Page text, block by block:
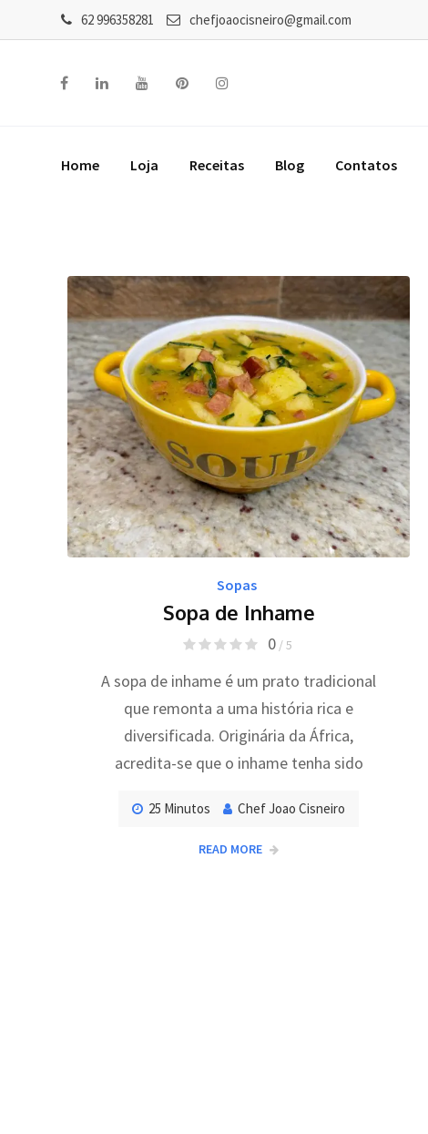
62 996358281 chefjoaocisneiro@gmail.com
Home Loja Receitas Blog Contatos
Sopas
Sopa de Inhame
0/ 5
A sopa de inhame é um prato tradicional
que remonta a uma história rica e
diversificada. Originária da África,
acredita-se que o inhame tenha sido
25 Minutos Chef Joao Cisneiro
READ MORE